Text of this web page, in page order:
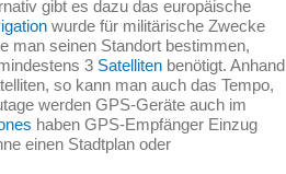
gibt es dazu das europäische
wurde für militärische Zwecke
man seinen Standort bestimmen,
3 Satelliten benötigt. Anhand
so kann man auch das Tempo,
werden GPS-Geräte auch im
haben GPS-Empfänger Einzug
einen Stadtplan oder